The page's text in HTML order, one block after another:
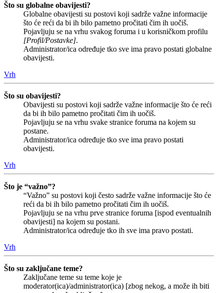
Što su globalne obavijesti?
Globalne obavijesti su postovi koji sadrže važne informacije
što će reći da bi ih bilo pametno pročitati čim ih uočiš.
Pojavljuju se na vrhu svakog foruma i u korisničkom profilu
[Profil/Postavke].
Administrator/ica određuje tko sve ima pravo postati globalne
obavijesti.
Vrh
Što su obavijesti?
Obavijesti su postovi koji sadrže važne informacije što će reći
da bi ih bilo pametno pročitati čim ih uočiš.
Pojavljuju se na vrhu svake stranice foruma na kojem su
postane.
Administrator/ica određuje tko sve ima pravo postati
obavijesti.
Vrh
Što je “važno”?
“Važno” su postovi koji često sadrže važne informacije što će
reći da bi ih bilo pametno pročitati čim ih uočiš.
Pojavljuju se na vrhu prve stranice foruma [ispod eventualnih
obavijesti] na kojem su postani.
Administrator/ica određuje tko ih sve ima pravo postati.
Vrh
Što su zaključane teme?
Zaključane teme su teme koje je
moderator(ica)/administrator(ica) [zbog nekog, a može ih biti